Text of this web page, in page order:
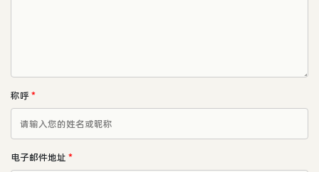
称呼*
电子邮件地址 *